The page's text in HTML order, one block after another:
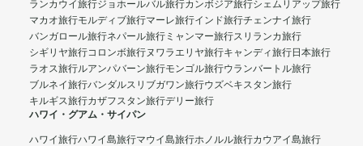
ランカウイ旅行ジョホールバル旅行カンボジア旅行シェムリアップ旅行
マカオ旅行モルディブ旅行マーレ旅行インド旅行チェンナイ旅行
バンガロール旅行ネパール旅行 ミャンマー旅行スリランカ旅行
シギリヤ旅行コロンボ旅行ヌワラエリヤ旅行キャンディ旅行日本旅行
ラオス旅行ルアンパバーン旅行モンゴル旅行ウランバートル旅行
ブルネイ旅行バンダルスリブガワン旅行ウズベキスタン旅行
キルギス旅行カザフスタン旅行デリー旅行
ハワイ・グアム・サイパン
ハワイ旅行ハワイ島旅行マウイ島旅行ホノルル旅行カウアイ島旅行